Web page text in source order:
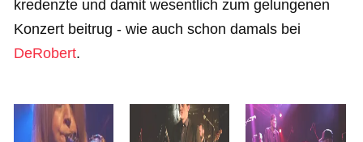
kredenzte und damit wesentlich zum gelungenen
Konzert beitrug - wie auch schon damals bei
DeRobert.